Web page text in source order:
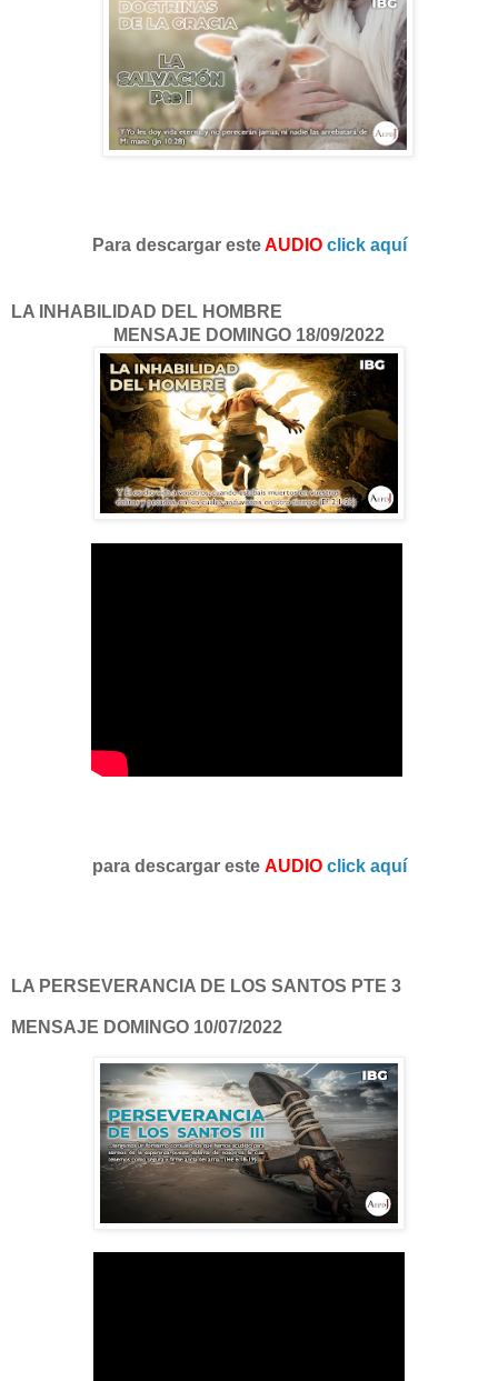
Para descargar esteAUDIO click aquí
LA INHABILIDAD DEL HOMBRE
MENSAJE DOMINGO 18/09/2022
para descargar este AUDIO click aquí
LA PERSEVERANCIA DE LOS SANTOS PTE 3
MENSAJE DOMINGO 10/07/2022